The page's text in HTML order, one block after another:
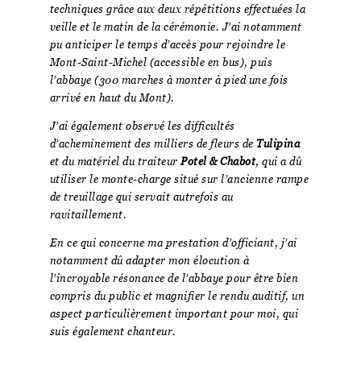
techniques grâce aux deux répétitions effectuées la
veille et le matin de la cérémonie. J’ai notamment
pu anticiper le temps d’accès pour rejoindre le
Mont-Saint-Michel (accessible en bus), puis
l’abbaye (300 marches à monter à pied une fois
arrivé en haut du Mont).
J’ai également observé les difficultés
d’acheminement des milliers de fleurs de Tulipina
et du matériel du traiteur Potel & Chabot, qui a dû
utiliser le monte-charge situé sur l’ancienne rampe
de treuillage qui servait autrefois au
ravitaillement.
En ce qui concerne ma prestation d’officiant, j’ai
notamment dû adapter mon élocution à
l’incroyable résonance de l’abbaye pour être bien
compris du public et magnifier le rendu auditif, un
aspect particulièrement important pour moi, qui
suis également chanteur.